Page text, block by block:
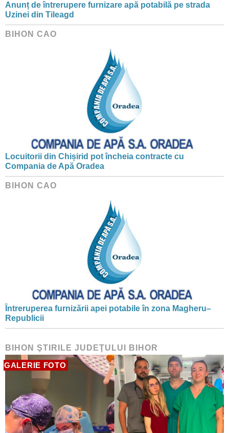
Anunț de întrerupere furnizare apă potabilă pe strada
Uzinei din Tileagd
BIHON CAO
Locuitorii din Chișirid pot încheia contracte cu
Compania de Apă Oradea
BIHON CAO
Întreruperea furnizării apei potabile în zona Magheru–
Republicii
BIHON ŞTIRILE JUDEŢULUI BIHOR
GALERIE FOTO